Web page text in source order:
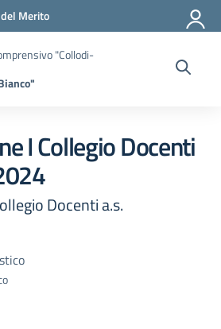
Merito
"Collodi-
I Collegio Docenti
Docenti a.s.